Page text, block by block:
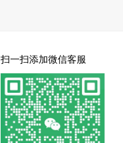
扫一扫添加微信客服